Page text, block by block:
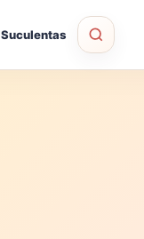
Suculentas